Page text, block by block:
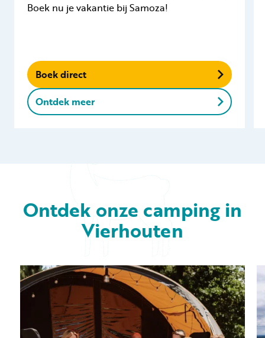
Boek nu je vakantie bij Samoza!
Boek direct
Ontdek meer
Ontdek onze camping in
Vierhouten